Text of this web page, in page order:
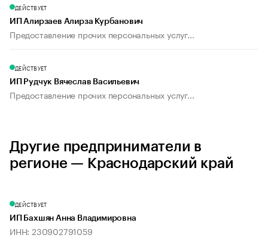
ДЕЙСТВУЕТ
ИП Алирзаев Алирза Курбанович
Предоставление прочих персональных услуг...
ДЕЙСТВУЕТ
ИП Рудчук Вячеслав Васильевич
Предоставление прочих персональных услуг...
Другие предприниматели в
регионе — Краснодарский край
ДЕЙСТВУЕТ
ИП Бахшян Анна Владимировна
ИНН: 230902791059